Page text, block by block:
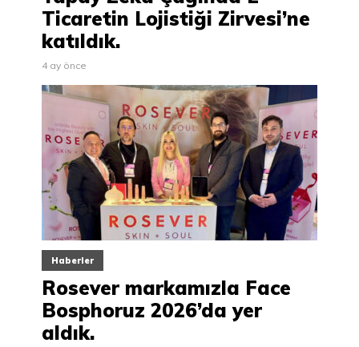
Ticaretin Lojistiği Zirvesi’ne
katıldık.
4 ay önce
Haberler
Rosever markamızla Face
Bosphoruz 2026’da yer
aldık.